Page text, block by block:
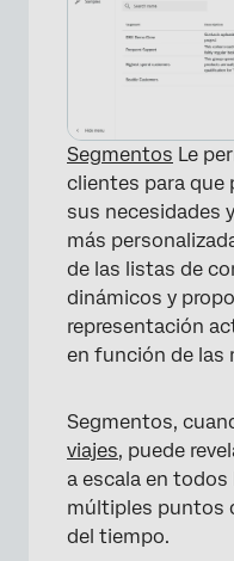
Segmentos Le
clientes para que
sus necesidades
más
de las listas de
dinámicos y
representación
en función de las
Segmentos,
viajes, puede
a escala en
múltiples puntos
del tiempo.